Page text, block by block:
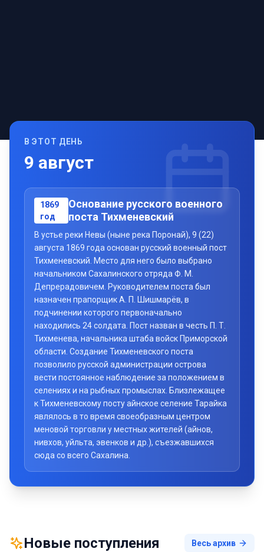
В ЭТОТ ДЕНЬ
9 август
1869
год
Основание русского военного
поста Тихменевский
В устье реки Невы (ныне река Поронай), 9 (22)
августа 1869 года основан русский военный пост
Тихменевский. Место для него было выбрано
начальником Сахалинского отряда Ф. М.
Депрерадовичем. Руководителем поста был
назначен прапорщик А. П. Шишмарёв, в
подчинении которого первоначально
находились 24 солдата. Пост назван в честь П. Т.
Тихменева, начальника штаба войск Приморской
области. Создание Тихменевского поста
позволило русской администрации острова
вести постоянное наблюдение за положением в
селениях и на рыбных промыслах. Близлежащее
к Тихменевскому посту айнское селение Тарайка
являлось в то время своеобразным центром
меновой торговли у местных жителей (айнов,
нивхов, уйльта, эвенков и др.), съезжавшихся
сюда со всего Сахалина.
Новые поступления Весь архив